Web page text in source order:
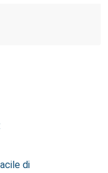
di